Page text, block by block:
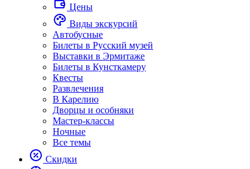
Цены
Виды экскурсий
Автобусные
Билеты в Русский музей
Выставки в Эрмитаже
Билеты в Кунсткамеру
Квесты
Развлечения
В Карелию
Дворцы и особняки
Мастер-классы
Ночные
Все темы
Скидки